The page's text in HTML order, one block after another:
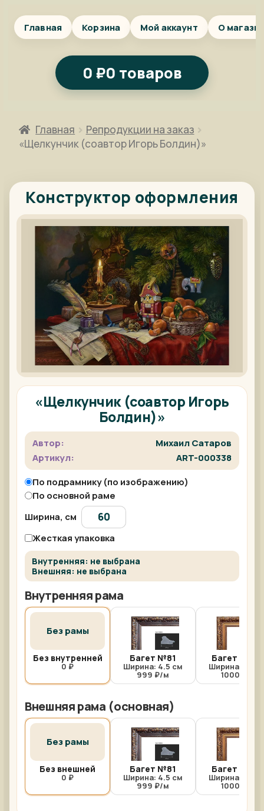
Главная Корзина Мой аккаунт О
0 ₽0 товаров
Главная
Репродукции на заказ
«Щелкунчик (соавтор Игорь Болдин)»
Конструктор оформления
«Щелкунчик (соавтор Игорь
Болдин)»
Автор:
Михаил Сатаров
Артикул:
ART-000338
По подрамнику (по изображению)
По основной раме
Ширина, см
Жесткая упаковка
Внутренняя: не выбрана
Внешняя: не выбрана
Внутренняя рама
Без рамы
Без внутренней
0 ₽
Багет №81
Ширина: 4.5 см
999 ₽/м
Багет №81/
Ширина: 4.5
1000 ₽/м
Внешняя рама (основная)
Без рамы
Без внешней
0 ₽
Багет №81
Ширина: 4.5 см
999 ₽/м
Багет №81/
Ширина: 4.5
1000 ₽/м